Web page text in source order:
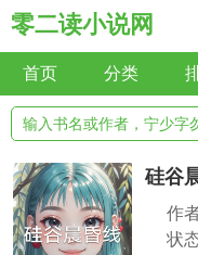
零二读小说网
首页 分类
硅谷
作
状